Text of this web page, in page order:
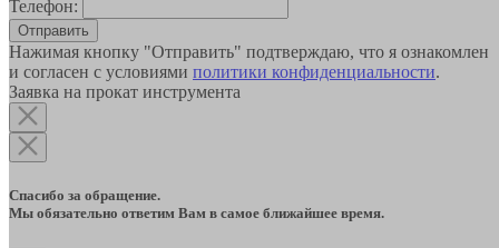
Телефон:
Отправить
Нажимая кнопку "Отправить" подтверждаю, что я ознакомлен
и согласен с условиями политики конфиденциальности.
Заявка на прокат инструмента
Спасибо за обращение.
Мы обязательно ответим Вам в самое ближайшее время.